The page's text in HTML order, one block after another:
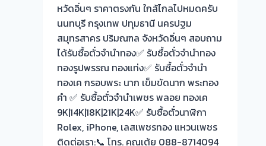
หวัดอิ่นๆ ราคาตรงกัน ใกล้ไกลไปหมดครับ
นนทบุรี กรุงเทพ ปทุมธานี นครปฐม
สมุทรสาคร ปริมณฑล จังหวัดอิ่นๆ สอบถาม
ได้รับซื้อตั๋วจำนำทอง✅ รับซื้อตั๋วจำนำทอง
ทองรูปพรรณ ทองแท่ง✅ รับซื้อตั๋วจำนำ
ทองเค กรอบพระ นาก เข็มขัดนาก พระทอง
คำ ✅ รับซื้อตั๋วจำนำเพชร พลอย ทองเค
9K|14K|18K|21K|24K✅ รับซื้อตั๋วนาฬิกา
Rolex, iPhone, เลสเพชรทอง แหวนเพชร
ติดต่อเรา:📞 โทร. คุณเต้ย 088-8714094